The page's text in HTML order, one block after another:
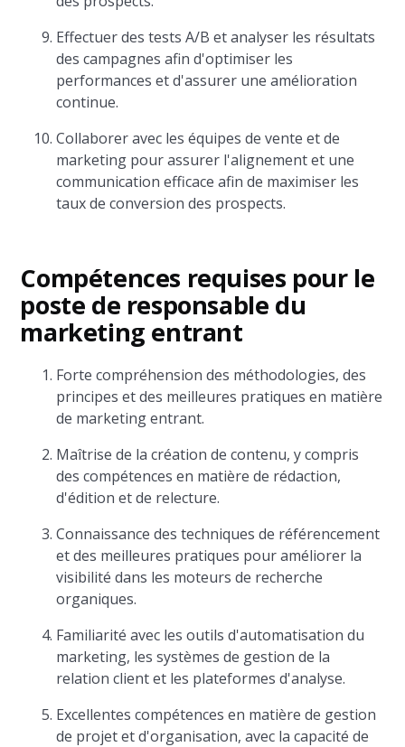
Effectuer des tests A/B et analyser les résultats
des campagnes afin d'optimiser les
performances et d'assurer une amélioration
continue.
Collaborer avec les équipes de vente et de
marketing pour assurer l'alignement et une
communication efficace afin de maximiser les
taux de conversion des prospects.
Compétences requises pour le
poste de responsable du
marketing entrant
Forte compréhension des méthodologies, des
principes et des meilleures pratiques en matière
de marketing entrant.
Maîtrise de la création de contenu, y compris
des compétences en matière de rédaction,
d'édition et de relecture.
Connaissance des techniques de référencement
et des meilleures pratiques pour améliorer la
visibilité dans les moteurs de recherche
organiques.
Familiarité avec les outils d'automatisation du
marketing, les systèmes de gestion de la
relation client et les plateformes d'analyse.
Excellentes compétences en matière de gestion
de projet et d'organisation, avec la capacité de